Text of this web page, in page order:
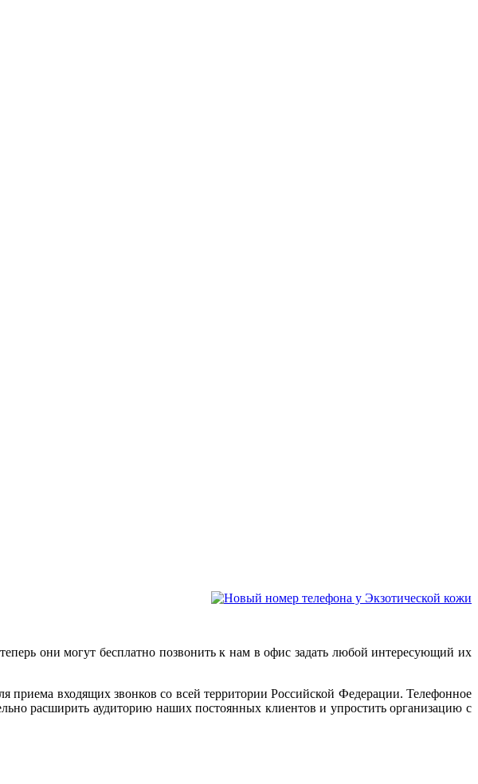
они могут бесплатно позвонить к нам в офис задать любой интересующий их
входящих звонков со всей территории Российской Федерации. Телефонное
расширить аудиторию наших постоянных клиентов и упростить организацию с